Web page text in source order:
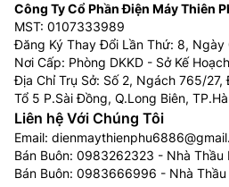
Công Ty Cổ Phần Điện Máy Thiên
MST: 0107333989
Đăng Ký Thay Đổi Lần Thứ: 8,
Nơi Cấp: Phòng DKKD - Sở Kế
Địa Chỉ Trụ Sở: Số 2, Ngách 765/
Tổ 5 P.Sài Đồng, Q.Long Biên,
Liên hệ Với Chúng Tôi
Email:
Bán Buôn: 0983262323 - Nhà Thầu
Bán Buôn: 0983666996 - Nhà Thầu